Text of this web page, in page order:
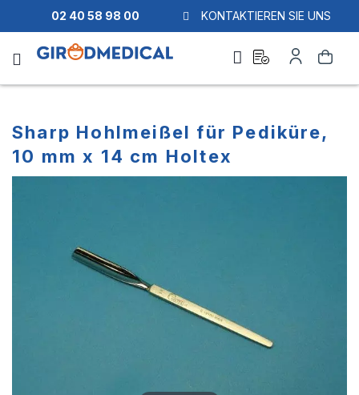
02 40 58 98 00 KONTAKTIEREN SIE UNS
Suche
quote
Konto
Sharp Hohlmeißel für Pediküre,
10 mm x 14 cm Holtex